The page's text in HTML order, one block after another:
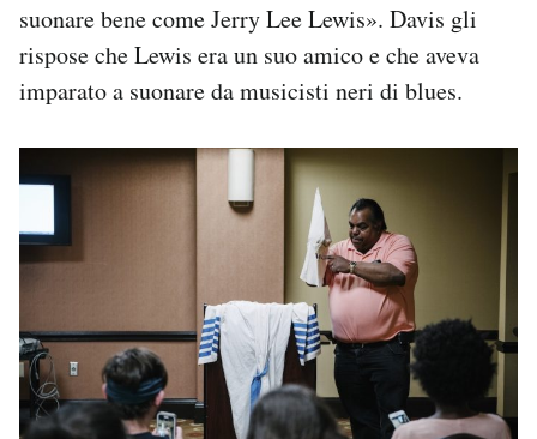
suonare bene come Jerry Lee Lewis». Davis gli
rispose che Lewis era un suo amico e che aveva
imparato a suonare da musicisti neri di blues.